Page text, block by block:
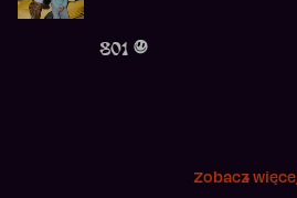
801
Zobacz więcej